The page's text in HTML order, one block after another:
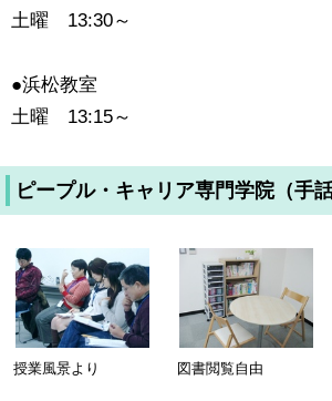
土曜 13:30～
●浜松教室
土曜 13:15～
ピープル・キャリア専門学院（手
授業風景より 図書閲覧自由